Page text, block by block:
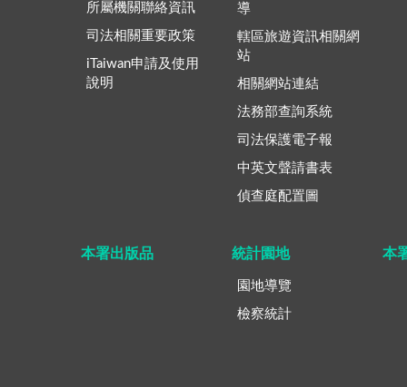
所屬機關聯絡資訊
司法相關重要政策
iTaiwan申請及使用
說明
導
轄區旅遊資訊相關網
站
相關網站連結
法務部查詢系統
司法保護電子報
中英文聲請書表
偵查庭配置圖
本署出版品 統計園地
園地導覽
檢察統計
本